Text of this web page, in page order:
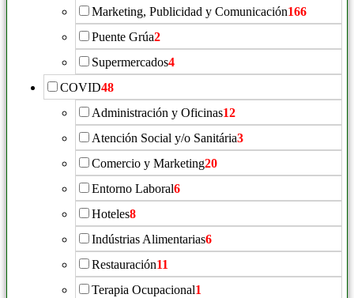
Marketing, Publicidad y Comunicación166
Puente Grúa2
Supermercados4
COVID48
Administración y Oficinas12
Atención Social y/o Sanitária3
Comercio y Marketing20
Entorno Laboral6
Hoteles8
Indústrias Alimentarias6
Restauración11
Terapia Ocupacional1